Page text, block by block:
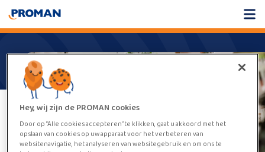
Hey, wij zijn de PROMAN cookies
Door op “Alle cookies accepteren” te klikken, gaat u akkoord met het
opslaan van cookies op uw apparaat voor het verbeteren van
websitenavigatie, het analyseren van websitegebruik en om ons te